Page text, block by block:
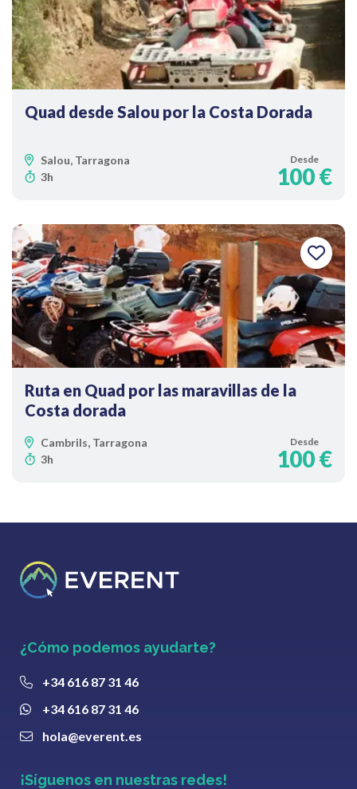
Quad desde Salou por la Costa Dorada
Salou, Tarragona
3h
Desde
100 €
Ruta en Quad por las maravillas de la
Costa dorada
Cambrils, Tarragona
3h
Desde
100 €
¿Cómo podemos ayudarte?
+34 616 87 31 46
+34 616 87 31 46
hola@everent.es
¡Síguenos en nuestras redes!